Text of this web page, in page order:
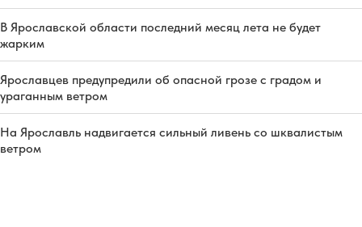
В Ярославской области последний месяц лета не будет
жарким
Ярославцев предупредили об опасной грозе с градом и
ураганным ветром
На Ярославль надвигается сильный ливень со шквалистым
ветром